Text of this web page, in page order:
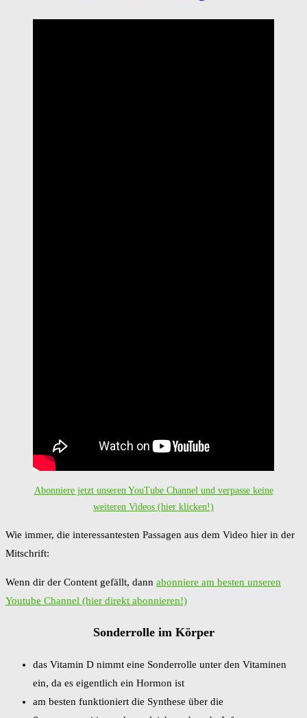
Abonniere jetzt unseren YouTube Channel und verpasse keine
weiteren Videos (hier klicken!)
Wie immer, die interessantesten Passagen aus dem Video hier in der
Mitschrift:
Wenn dir der Content gefällt, dann abonniere am besten unseren
Youtube Channel (hier direkt abonnieren!)
Sonderrolle im Körper
das Vitamin D nimmt eine Sonderrolle unter den Vitaminen
ein, da es eigentlich ein Hormon ist
am besten funktioniert die Synthese über die